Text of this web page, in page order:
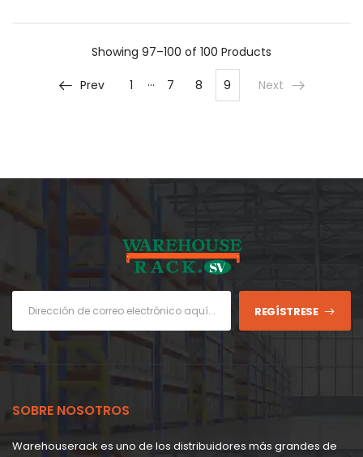
Showing 97–100 of 100 Products
Prev 1 … 7 8 9 Next
REGÍSTRESE
SOBRE NOSOTROS
Warehouserack es uno de los distribuidores más grandes de